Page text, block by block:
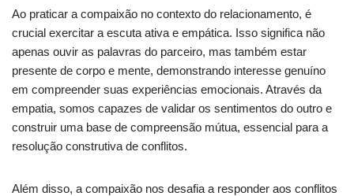
Ao praticar a compaixão no contexto do relacionamento, é
crucial exercitar a escuta ativa e empática. Isso significa não
apenas ouvir as palavras do parceiro, mas também estar
presente de corpo e mente, demonstrando interesse genuíno
em compreender suas experiências emocionais. Através da
empatia, somos capazes de validar os sentimentos do outro e
construir uma base de compreensão mútua, essencial para a
resolução construtiva de conflitos.
Além disso, a compaixão nos desafia a responder aos conflitos